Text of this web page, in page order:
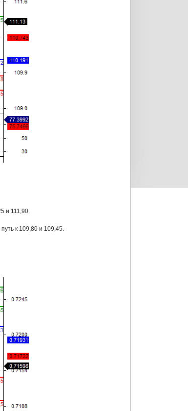
и 111,90.
к 109,80 и 109,45.